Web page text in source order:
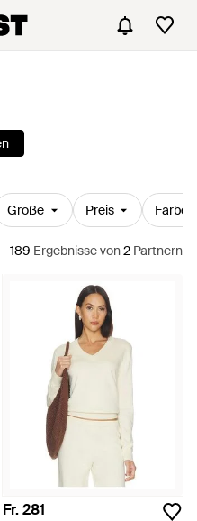
Größe Preis Farbe
189 Ergebnissevon2 Partnern
Fr. 281